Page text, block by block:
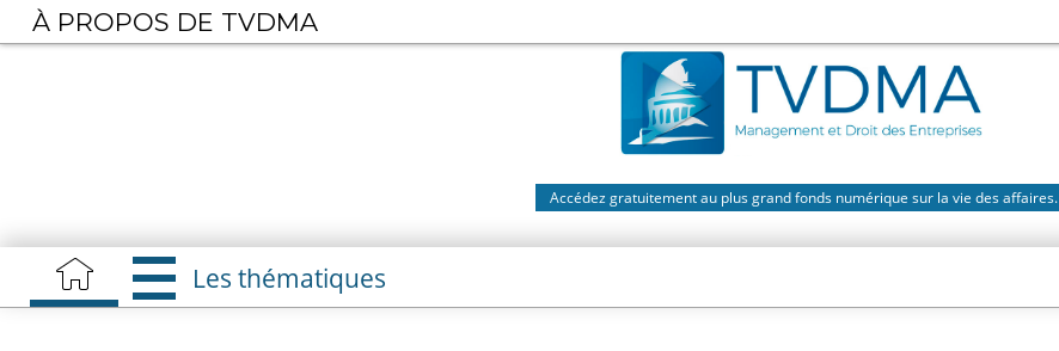
Aller
au
Accédez gratuitement au plus grand fonds numérique sur la vie des affaires.
Les thématiques
À PROPOS DE TVDMA